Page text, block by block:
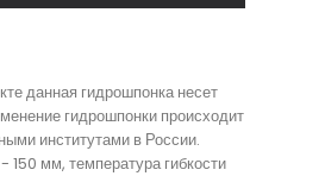
данная гидрошпонка несет
гидрошпонки происходит
институтами в России.
мм, температура гибкости